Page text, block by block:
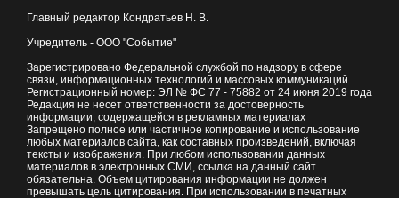
Главный редактор Кондратьев Н. В.
Учредитель - ООО "Событие"
Зарегистрировано Федеральной службой по надзору в сфере
связи, информационных технологий и массовых коммуникаций.
Регистрационный номер: ЭЛ № ФС 77 - 75882 от 24 июня 2019 года
Редакция не несет ответственности за достоверность
информации, содержащейся в рекламных материалах
Запрещено полное или частичное копирование и использование
любых материалов сайта, как составных произведений, включая
тексты и изображения. При любом использовании данных
материалов в электронных СМИ, ссылка на данный сайт
обязательна. Объем цитирования информации не должен
превышать цель цитирования. При использовании в печатных